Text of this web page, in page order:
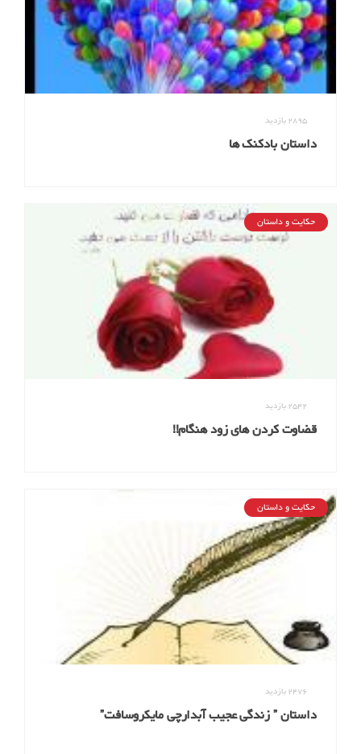
2895بازدید
داستان بادکنک ها
حکایت و داستان
2542بازدید
قضاوت کردن های زود هنگام!!
حکایت و داستان
2476بازدید
داستان ” زندگی عجیب آبدارچی مایکروسافت”